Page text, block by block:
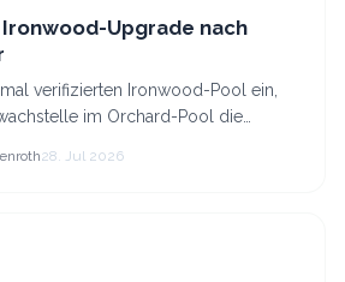
Upgrade nach
verifizierten Ironwood-Pool ein,
im Orchard-Pool die
ZEC-Token ermöglichte.
28. Jul 2026